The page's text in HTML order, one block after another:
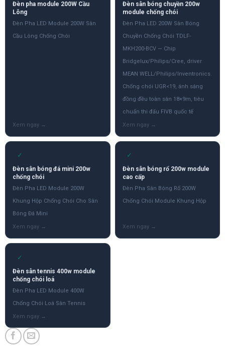
Đèn pha module 200W Cầu
Lông
Đèn Pha LED Module 200W Sân
Cầu Lông Chống Chói
Đèn sân bóng chuyền 200w
module chống chói
Đèn Pha LED 200W Sân Bóng
Chuyền Chống Chói TDLF-
MKH200-BCV — Chip
Bridgelux/Philips/Cree, driver
MEAN WELL/Philips/Inventronics.
Chống chói UGR<19, ánh sáng
đồng đều toàn sân 18×9m, tiêu
chuẩn thi đấu FIVB quốc tế
✓
Đèn sân bóng đá mini 200w
chống chói
Đèn Pha LED Module 200W
Khung Hộp Chống Chói Cho Sân
Bóng Đá Mini
✓
Đèn sân bóng rổ 200w module
cao cấp
Đèn Pha Sân Bóng Rổ 200W
Chống Chói Module Khung Hộp
✓
Đèn sân tennis 400w module
chống chói loá
Đèn Pha LED Module 400W
Chống Chói Loá Sân Tennis